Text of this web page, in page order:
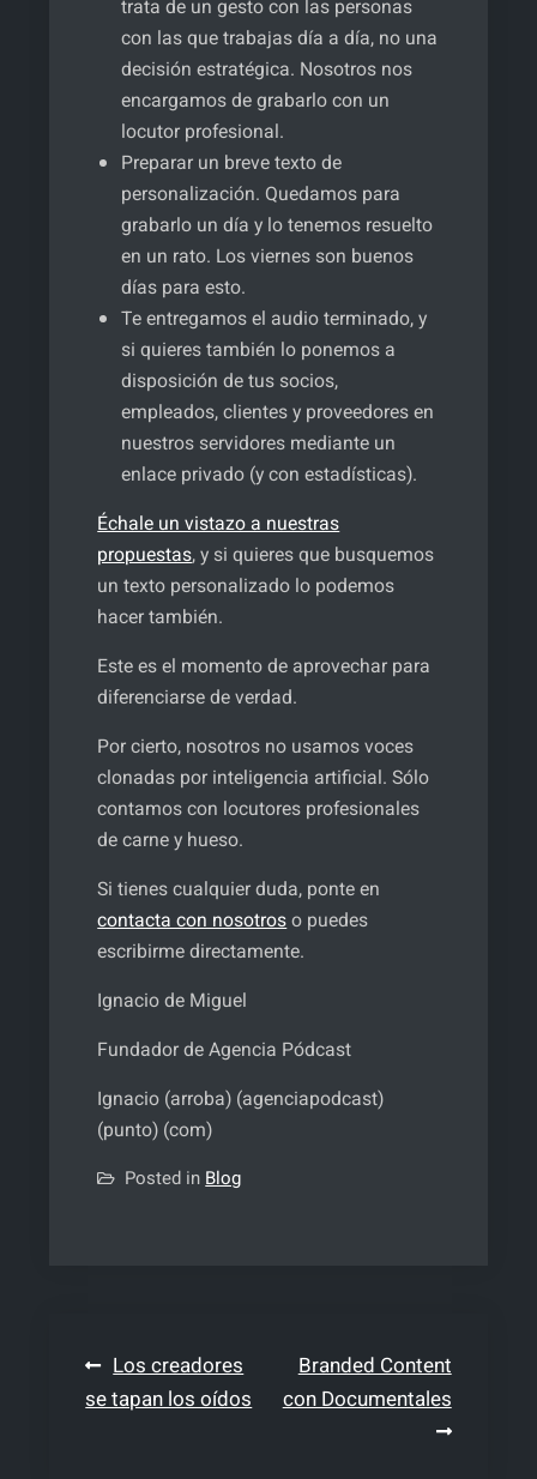
trata de un gesto con las personas
con las que trabajas día a día, no una
decisión estratégica. Nosotros nos
encargamos de grabarlo con un
locutor profesional.
Preparar un breve texto de
personalización. Quedamos para
grabarlo un día y lo tenemos resuelto
en un rato. Los viernes son buenos
días para esto.
Te entregamos el audio terminado, y
si quieres también lo ponemos a
disposición de tus socios,
empleados, clientes y proveedores en
nuestros servidores mediante un
enlace privado (y con estadísticas).
Échale un vistazo a nuestras
propuestas, y si quieres que busquemos
un texto personalizado lo podemos
hacer también.
Este es el momento de aprovechar para
diferenciarse de verdad.
Por cierto, nosotros no usamos voces
clonadas por inteligencia artificial. Sólo
contamos con locutores profesionales
de carne y hueso.
Si tienes cualquier duda, ponte en
contacta con nosotroso puedes
escribirme directamente.
Ignacio de Miguel
Fundador de Agencia Pódcast
Ignacio (arroba) (agenciapodcast)
(punto) (com)
Posted in Blog
Navegación
de
Los creadores
se tapan los oídos
Branded Content
con Documentales